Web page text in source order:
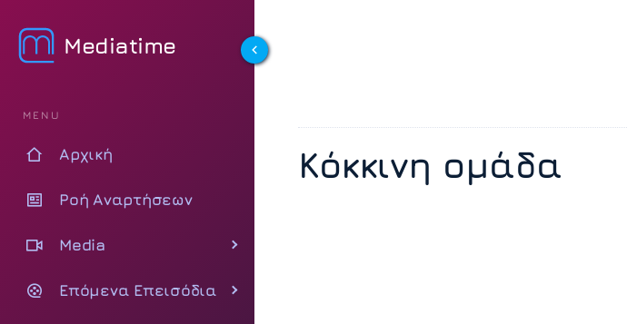
Mediatime
MENU
Αρχική
Ροή Αναρτήσεων
Media
Επόμενα Επεισόδια
Κόκκινη ομάδα